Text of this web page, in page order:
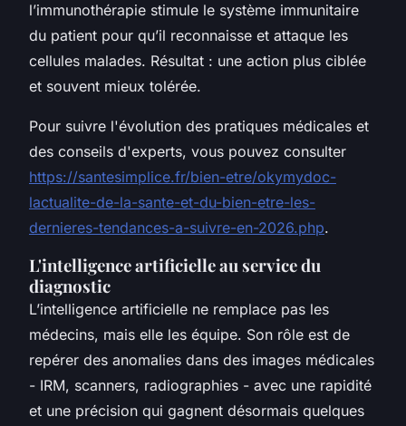
l’immunothérapie stimule le système immunitaire
du patient pour qu’il reconnaisse et attaque les
cellules malades. Résultat : une action plus ciblée
et souvent mieux tolérée.
Pour suivre l'évolution des pratiques médicales et
des conseils d'experts, vous pouvez consulter
https://santesimplice.fr/bien-etre/okymydoc-
lactualite-de-la-sante-et-du-bien-etre-les-
dernieres-tendances-a-suivre-en-2026.php.
L'intelligence artificielle au service du
diagnostic
L’intelligence artificielle ne remplace pas les
médecins, mais elle les équipe. Son rôle est de
repérer des anomalies dans des images médicales
- IRM, scanners, radiographies - avec une rapidité
et une précision qui gagnent désormais quelques